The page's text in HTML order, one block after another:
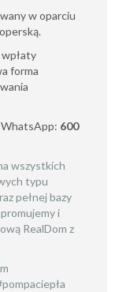
w oparciu
forma
WhatsApp: 600
wszystkich
typu
pełnej bazy
i
RealDom z